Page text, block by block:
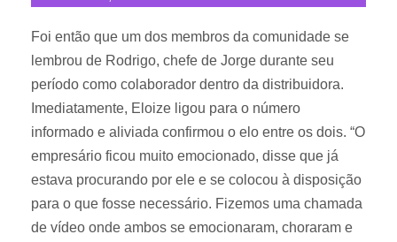
Foi então que um dos membros da comunidade se
lembrou de Rodrigo, chefe de Jorge durante seu
período como colaborador dentro da distribuidora.
Imediatamente, Eloize ligou para o número
informado e aliviada confirmou o elo entre os dois. “O
empresário ficou muito emocionado, disse que já
estava procurando por ele e se colocou à disposição
para o que fosse necessário. Fizemos uma chamada
de vídeo onde ambos se emocionaram, choraram e